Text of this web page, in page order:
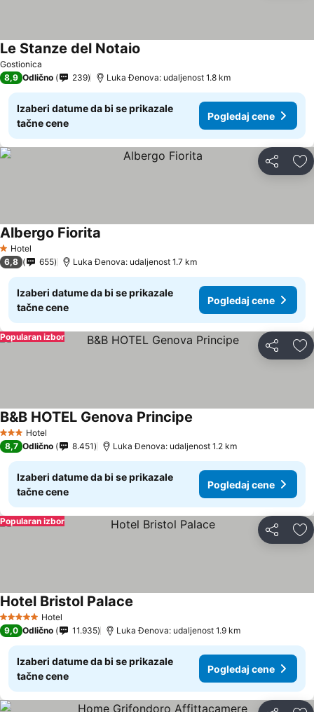
Gostionica
Le Stanze del Notaio
8,9 Odlično 239 Luka Đenova: udaljenost 1.8 km
Izaberi datume da bi se prikazale
tačne cene
Pogledaj cene
Deli
1 Zvezdice
Hotel
Albergo Fiorita
6,8 655 Luka Đenova: udaljenost 1.7 km
Izaberi datume da bi se prikazale
tačne cene
Pogledaj cene
Deli
Popularan izbor
3 Zvezdice
Hotel
B&B HOTEL Genova Principe
8,7 Odlično 8.451 Luka Đenova: udaljenost 1.2 km
Izaberi datume da bi se prikazale
tačne cene
Pogledaj cene
Deli
Popularan izbor
5 ZvezdiceHotel
Hotel Bristol Palace
9,0 Odlično 11.935 Luka Đenova: udaljenost 1.9 km
Izaberi datume da bi se prikazale
tačne cene
Pogledaj cene